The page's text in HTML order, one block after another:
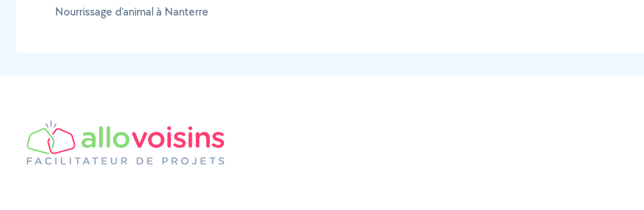
Nourrissage d'animal à Nanterre